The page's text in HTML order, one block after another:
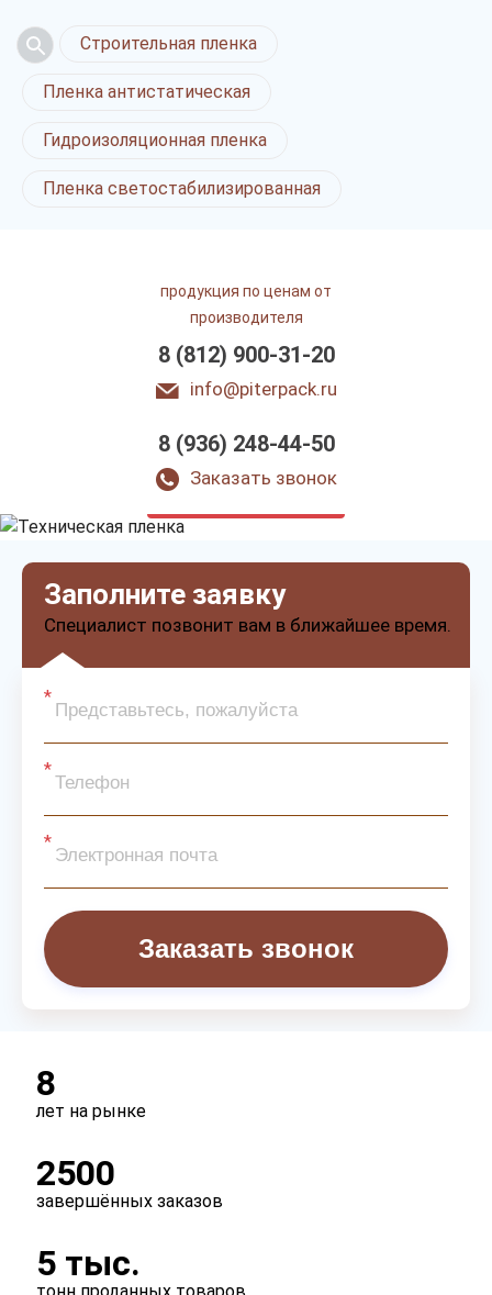
Строительная пленка
Пленка антистатическая
Гидроизоляционная пленка
Пленка светостабилизированная
продукция по ценам от
производителя
8 (812) 900-31-20
info@piterpack.ru
8 (936) 248-44-50
Заказать звонок
Техническая пленка
в Санкт-Петербурге
Заполните заявку
Специалист позвонит вам в ближайшее время.
Заказать звонок
8
лет на рынке
2500
завершённых заказов
5 тыс.